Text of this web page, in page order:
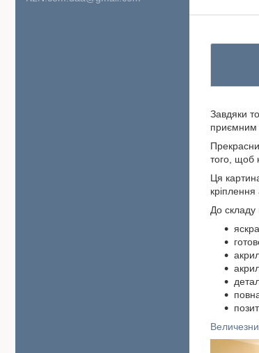
Завдяки
приємним
того, щоб
Ця
До складу